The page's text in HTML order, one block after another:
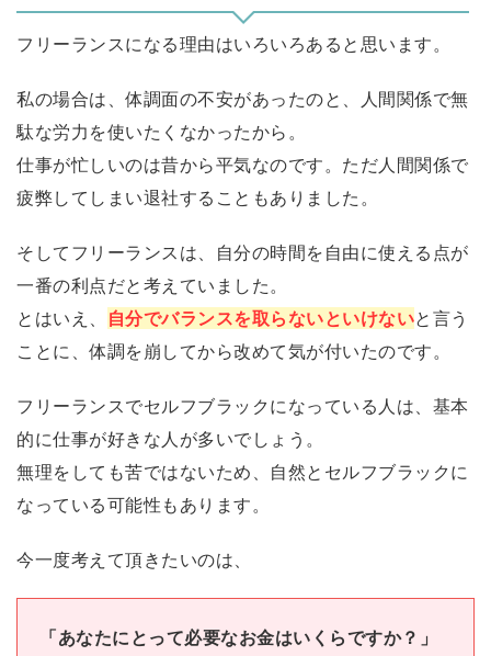
フリーランスになる理由はいろいろあると思います。
私の場合は、体調面の不安があったのと、人間関係で無
駄な労力を使いたくなかったから。
仕事が忙しいのは昔から平気なのです。ただ人間関係で
疲弊してしまい退社することもありました。
そしてフリーランスは、自分の時間を自由に使える点が
一番の利点だと考えていました。
とはいえ、
自分でバランスを取らないといけないと言う
ことに、体調を崩してから改めて気が付いたのです。
フリーランスでセルフブラックになっている人は、基本
的に仕事が好きな人が多いでしょう。
無理をしても苦ではないため、自然とセルフブラックに
なっている可能性もあります。
今一度考えて頂きたいのは、
「あなたにとって必要なお金はいくらですか？」